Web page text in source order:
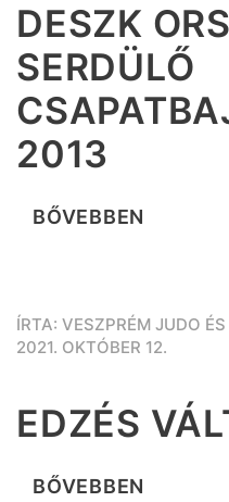
DESZK
SERDÜLŐ
2013
BŐVEBBEN
ÍRTA: VESZPRÉM JUDO
2021. OKTÓBER 12.
EDZÉS
BŐVEBBEN